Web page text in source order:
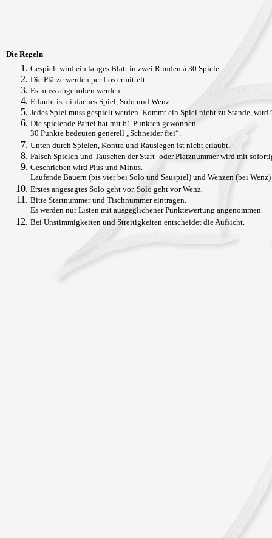
Die Regeln
Gespielt wird ein langes Blatt in zwei Runden à 30 Spiele.
Die Plätze werden per Los ermittelt.
Es muss abgehoben werden.
Erlaubt ist einfaches Spiel, Solo und Wenz.
Jedes Spiel muss gespielt werden. Kommt ein Spiel nicht zu Stande, wird
Die spielende Partei hat mit 61 Punkten gewonnen.
30 Punkte bedeuten generell „Schneider frei“.
Unten durch Spielen, Kontra und Rauslegen ist nicht erlaubt.
Falsch Spielen und Tauschen der Start- oder Platznummer wird mit
Geschrieben wird Plus und Minus.
Laufende Bauern (bis vier bei Solo und Sauspiel) und Wenzen (bei
Erstes angesagtes Solo geht vor. Solo geht vor Wenz.
Bitte Startnummer und Tischnummer eintragen.
Es werden nur Listen mit ausgeglichener Punktewertung angenommen.
Bei Unstimmigkeiten und Streitigkeiten entscheidet die Aufsicht.